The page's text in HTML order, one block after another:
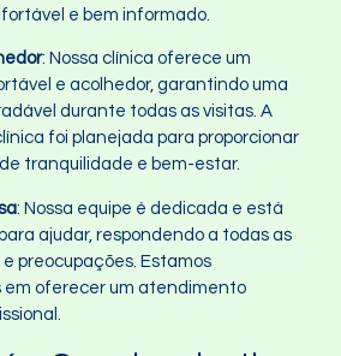
e bem informado.
: Nossa clínica oferece um
e acolhedor, garantindo uma
durante todas as visitas. A
foi planejada para proporcionar
tranquilidade e bem-estar.
: Nossa equipe é dedicada e está
ajudar, respondendo a todas as
preocupações. Estamos
em oferecer um atendimento